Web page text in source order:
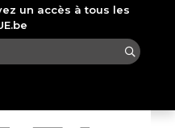
un accès à tous les